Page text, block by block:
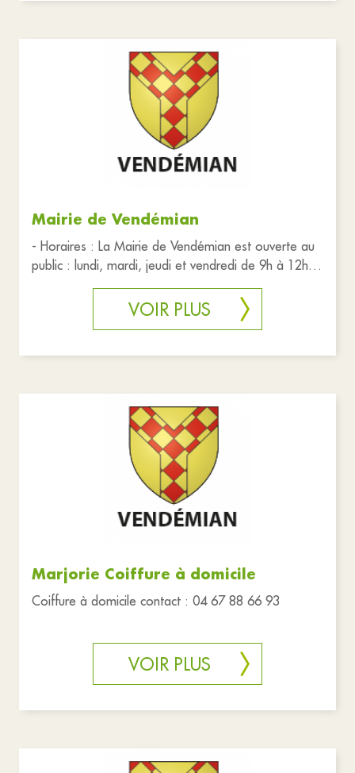
Mairie de Vendémian
- Horaires : La Mairie de Vendémian est ouverte au
public : lundi, mardi, jeudi et vendredi de 9h à 12h et
VOIR PLUS
Marjorie Coiffure à domicile
Coiffure à domicile contact : 04 67 88 66 93
VOIR PLUS